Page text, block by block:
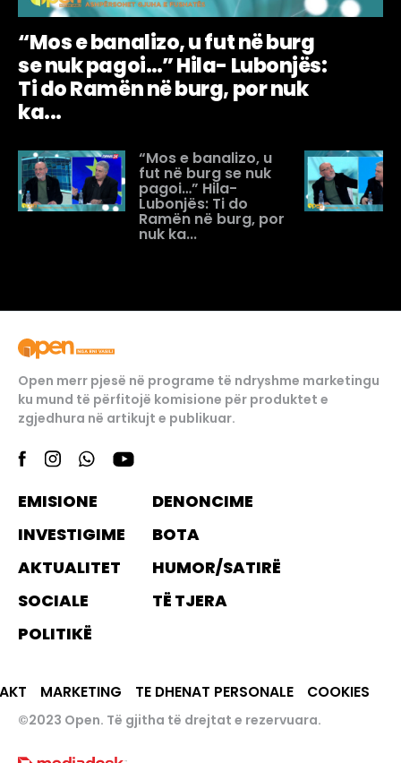
“Mos e banalizo, u fut në burg
se nuk pagoi…” Hila- Lubonjës:
Ti do Ramën në burg, por nuk
ka...
“Mos e banalizo, u
fut në burg se nuk
pagoi…” Hila-
Lubonjës: Ti do
Ramën në burg, por
nuk ka...
Open merr pjesë në programe të ndryshme marketingu
ku mund të përfitojë komisione për produktet e
zgjedhura në artikujt e publikuar.
EMISIONE
INVESTIGIME
AKTUALITET
SOCIALE
POLITIKË
DENONCIME
BOTA
HUMOR/SATIRË
TË TJERA
MARKETING TE DHENAT PERSONALE COOKIES
©2023 Open. Të gjitha të drejtat e rezervuara.